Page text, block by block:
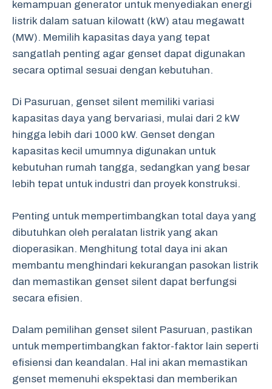
kemampuan generator untuk menyediakan energi
listrik dalam satuan kilowatt (kW) atau megawatt
(MW). Memilih kapasitas daya yang tepat
sangatlah penting agar genset dapat digunakan
secara optimal sesuai dengan kebutuhan.
Di Pasuruan, genset silent memiliki variasi
kapasitas daya yang bervariasi, mulai dari 2 kW
hingga lebih dari 1000 kW. Genset dengan
kapasitas kecil umumnya digunakan untuk
kebutuhan rumah tangga, sedangkan yang besar
lebih tepat untuk industri dan proyek konstruksi.
Penting untuk mempertimbangkan total daya yang
dibutuhkan oleh peralatan listrik yang akan
dioperasikan. Menghitung total daya ini akan
membantu menghindari kekurangan pasokan listrik
dan memastikan genset silent dapat berfungsi
secara efisien.
Dalam pemilihan genset silent Pasuruan, pastikan
untuk mempertimbangkan faktor-faktor lain seperti
efisiensi dan keandalan. Hal ini akan memastikan
genset memenuhi ekspektasi dan memberikan